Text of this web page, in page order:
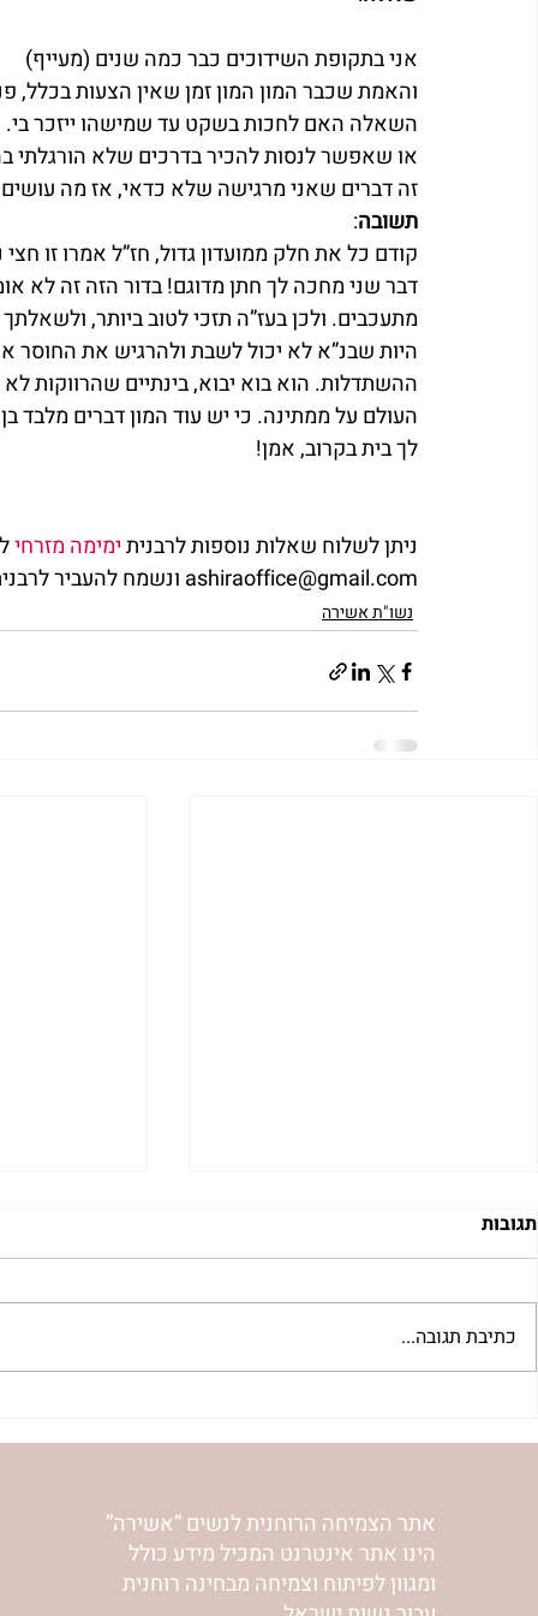
אני בתקופת השידוכים כבר כמה שנים (מעייף)
והאמת שכבר המון המון זמן שאין הצעות בכלל,
השאלה האם לחכות בשקט עד שמישהו ייזכר בי.
או שאפשר לנסות להכיר בדרכים שלא הורגלתי
זה דברים שאני מרגישה שלא כדאי, אז מה
תשובה:
קודם כל את חלק ממועדון גדול, חז”ל אמרו זו
דבר שני מחכה לך חתן מדוגם! בדור הזה זה לא
מתעכבים. ולכן בעז”ה תזכי לטוב ביותר,
היות שבנ”א לא יכול לשבת ולהרגיש את החוסר
ההשתדלות. הוא בוא יבוא, בינתיים שהרווקות
העולם על ממתינה. כי יש עוד המון דברים מלבד
לך בית בקרוב, אמן!
ניתן לשלוח שאלות נוספות לרבנית ימימה מזרחי
ashiraoffice@gmail.com ונשמח להעביר לרבנית את שאלתך.
נשו"ת אשירה
התמודדותו האישית של ר' נחמן
הר’ ימימה
תגובות
כתיבת תגובה...
אתר הצמיחה הרוחנית לנשים “אשירה”
הינו אתר אינטרנט המכיל מידע כולל
ומגוון לפיתוח וצמיחה מבחינה רוחנית